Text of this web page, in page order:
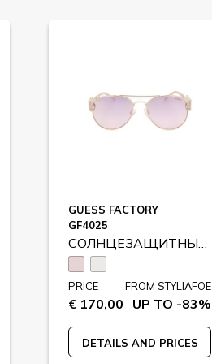
GUESS FACTORY
GF4025
СОЛНЦЕЗАЩИТНЫЕ ОЧКИ
PRICE
€ 170,00
FROM STYLIAFOE
UP TO -83%
DETAILS AND PRICES